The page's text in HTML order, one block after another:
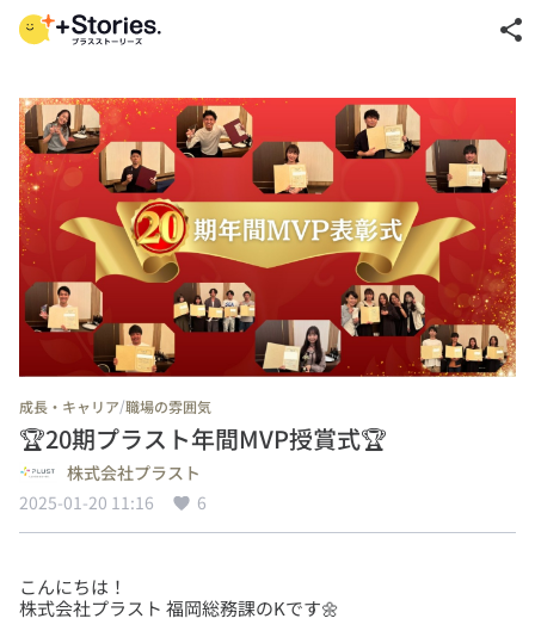
share
成長・キャリア/職場の雰囲気
🏆20期プラスト年間MVP授賞式🏆
株式会社プラスト
2025-01-20 11:16
6
こんにちは！